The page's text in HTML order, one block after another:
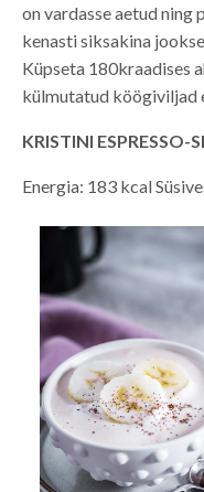
on vardasse aetud ning
kenasti siksakina
Küpseta 180kraadises
külmutatud köögiviljad
KRISTINI ESPRESSO-
Energia: 183 kcal